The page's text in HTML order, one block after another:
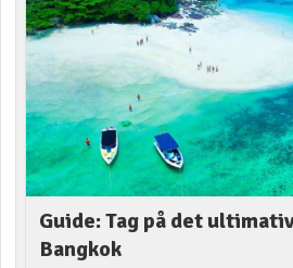
Guide: Tag på det
Bangkok